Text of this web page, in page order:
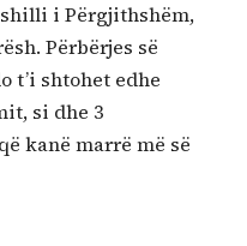
i Përgjithshëm,
Përbërjes së
t’i shtohet edhe
si dhe 3
kanë marrë më së